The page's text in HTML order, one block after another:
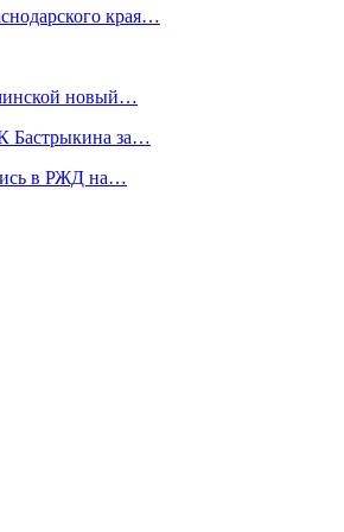
края…
новый…
Бастрыкина за…
в РЖД на…